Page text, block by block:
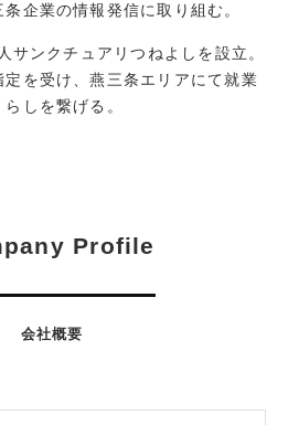
企業の情報発信に取り組む。
サンクチュアリつねよしを設立。
定を受け、燕三条エリアにて就業
しを繋げる。
Profile
会社概要